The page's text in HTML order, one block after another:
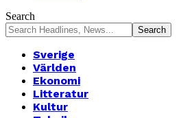
Search
Sverige
Världen
Ekonomi
Litteratur
Kultur